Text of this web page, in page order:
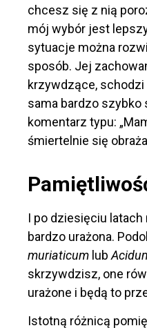
chcesz się z nią
mój wybór jest
sytuacje można
sposób. Jej
krzywdzące, schodzi
sama bardzo szybko
komentarz typu:
śmiertelnie się
I po dziesięciu
bardzo urażona.
muriaticum lub
skrzywdzisz, one
urażone i będą to
Istotną różnicą